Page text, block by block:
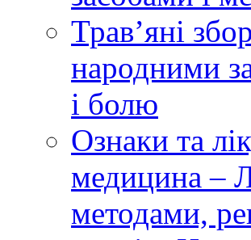
Трав’яні
народними
і болю
Ознаки та
медицина –
методами,